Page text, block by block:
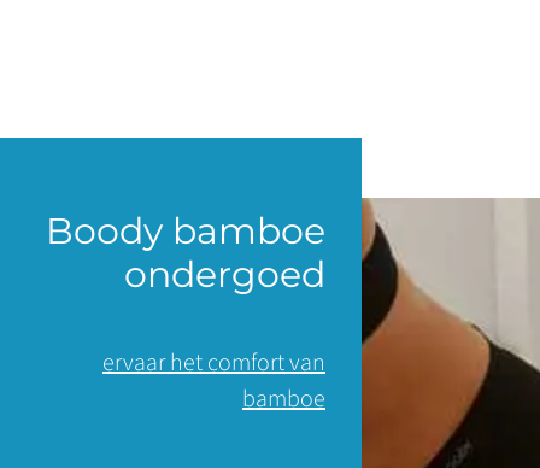
Boody bamboe
ondergoed
ervaar het comfort van
bamboe